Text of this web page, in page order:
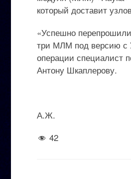
который доставит
«Успешно
три МЛМ под версию с
операции специалист
Антону Шкаплерову.
А.Ж.
42